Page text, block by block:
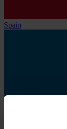
Spain